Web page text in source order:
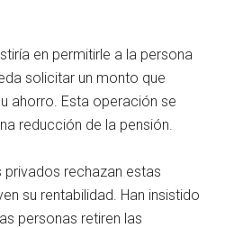
en permitirle a la persona
solicitar un monto que
ahorro. Esta operación se
reducción de la pensión.
rechazan estas
su rentabilidad. Han insistido
personas retiren las